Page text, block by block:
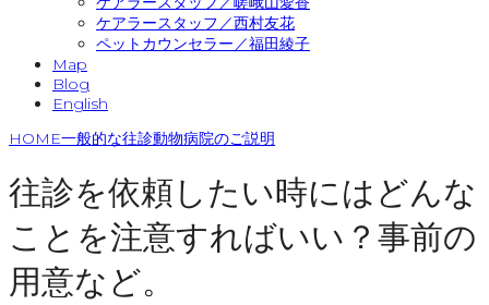
ケアラースタッフ／西村友花
ペットカウンセラー／福田綾子
Map
Blog
English
HOME一般的な往診動物病院のご説明
往診を依頼したい時にはどんな
ことを注意すればいい？事前の
用意など。